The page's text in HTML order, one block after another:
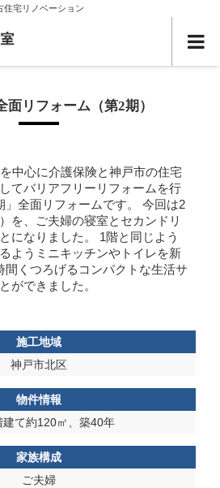
住宅リノベーション
面リフォーム（第2期）
中心に介護保険と神戸市の住宅
てバリアフリーリフォームを行
」全面リフォームです。 今回は2
を、ご夫婦の寝室とセカンドリ
になりました。 1階と同じよう
ようミニキッチンやトイレを新
間くつろげるコンパクトな生活サ
ができました。
施工地域
神戸市北区
物件情報
建て約120㎡、築40年
家族構成
ご夫婦